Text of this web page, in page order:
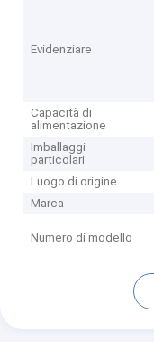
Evidenziare
Capacità di
alimentazione
Imballaggi
particolari
Luogo di origine
Marca
Numero di modello